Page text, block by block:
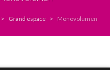
Grand espace Monovolumen